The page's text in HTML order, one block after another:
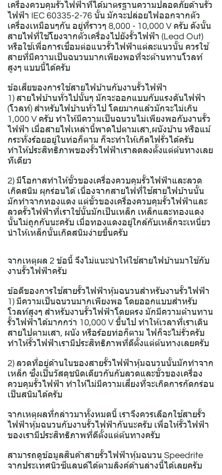
เครื่องควบคุมรั้วไฟฟ้าที่ได้มาตรฐานความปลอดภัยด้านรั้ว
ไฟฟ้า IEC 60335-2-76 นั้น มักจะปล่อยไฟออกจากตัว
เครื่องเหมือนๆกัน อยู่ที่ราวๆ 8,000 - 10,000 V ครับ ดังนั้น
สายไฟที่ใช้โยงจากตัวเครื่องไปยังรั้วไฟฟ้า (Lead Out)
หรือใช้เพื่อการเชื่อมต่อแนวรั้วไฟฟ้าแต่ละแนวนั้น ควรใช้
สายที่มีความเป็นฉนวนมากเพียงพอที่จะต้านทานโวลท์
สูงๆ แบบนี้ได้ครับ
ข้อเสียของการใช้สายไฟบ้านกับงานรั้วไฟฟ้า
1) สายไฟบ้านทั่วไปนั้นๆ มักจะออกแบบกับแรงดันไฟฟ้า
(โวลท์) สำหรับไฟบ้านทั่วไป โดยมากแล้วมักจะไม่เกิน
1,000 V ครับ ทำให้มีความเป็นฉนวนไม่เพียงพอกับงานรั้ว
ไฟฟ้า เมื่อสายไฟเหล่านี้พาดไปตามเสา,ผนังบ้าน หรือแม้
กระทั่งร้อยอยู่ในท่อก็ตาม ก็จะทำให้เกิดไฟรั่วได้ครับ
ทำให้ประสิทธิภาพของรั้วไฟฟ้าเราลดลงตั้งแต่ต้นทางเลย
ทีเดียว
2) มีโอกาสทำให้ขั้วของเครื่องควบคุมรั้วไฟฟ้าและลวด
เกิดสนิม ผุกร่อนได้ เนื่องจากสายไฟที่ใช้สายไฟบ้านนั้น
มักทำจากทองแดง แต่ขั้วของเครื่องควบคุมรั้วไฟฟ้าและ
ลวดรั้วไฟฟ้าที่เราใช้นั้นมักเป็นเหล็ก เหล็กและทองแดง
นั้นไม่ถูกกันนะครับ เมื่อทองแดงอยู่ใกล้กับเหล็กจะเหนี่ยว
นำให้เหล็กนั้นเกิดสนิมง่ายขึ้นครับ
จากเหตุผล 2 ข้อนี้ จึงไม่แนะนำให้ใช้สายไฟบ้านมาใช้กับ
งานรั้วไฟฟ้าครับ
ข้อดีของการใช้สายรั้วไฟฟ้าหุ้มฉนวนสำหรับงานรั้วไฟฟ้า
1) มีความเป็นฉนวนมากเพียงพอ โดยออกแบบสำหรับ
โวลท์สูงๆ สำหรับงานรั้วไฟฟ้าโดยตรง มักมีความต้านทาน
รั้วไฟฟ้าได้มากกว่า 10,000 V ขึ้นไป ทำให้เวลาที่เราเดิน
สายไปตามเสา, ผนัง หรือร้อยท่อก็ตาม ไฟก็จะไม่รั่วครับ
ทำให้รั้วไฟฟ้าเรามีประสิทธิภาพที่ดีตั้งแต่ต้นทางเลยครับ
2) ลวดที่อยู่ด้านในของสายรั้วไฟฟ้าหุ้มฉนวนนั้นมักทำจาก
เหล็ก ซึ่งเป็นวัสดุชนิดเดียวกันกับลวดและขั้วของเครื่อง
ควบคุมรั้วไฟฟ้า ทำให้ไม่มีความเสี่ยงที่จะเกิดการกัดกร่อน
เป็นสนิมได้ครับ
จากเหตุผลที่กล่าวมาทั้งหมดนี้ เราจึงควรเลือกใช้สายรั้ว
ไฟฟ้าหุ้มฉนวนกับงานรั้วไฟฟ้ากันนะครับ เพื่อให้รั้วไฟฟ้า
ของเรามีประสิทธิภาพที่ดีตั้งแต่ต้นทางครับ
สามารถดูข้อมูลสินค้าสายรั้วไฟฟ้าหุ้มฉนวน Speedrite
จากประเทศนิวซีแลนด์ได้ตามลิงค์ด้านล่างนี้ได้เลยครับ